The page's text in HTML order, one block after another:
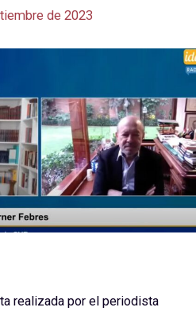
de 2023
realizada por el periodista